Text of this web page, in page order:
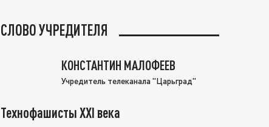
СЛОВО УЧРЕДИТЕЛЯ
КОНСТАНТИН МАЛОФЕЕВ
Учредитель телеканала "Царьград"
Технофашисты XXI века